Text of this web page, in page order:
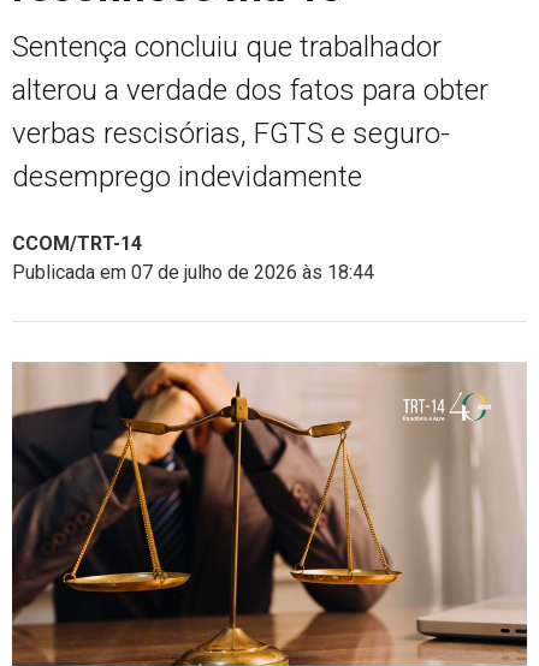
Sentença concluiu que trabalhador
alterou a verdade dos fatos para obter
verbas rescisórias, FGTS e seguro-
desemprego indevidamente
CCOM/TRT-14
Publicada em 07 de julho de 2026 às 18:44